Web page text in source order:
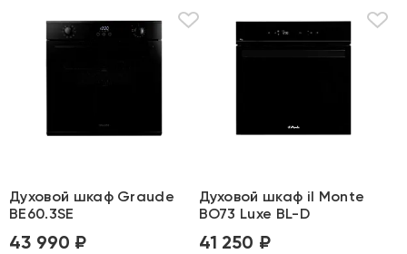
Духовой шкаф Graude
BE60.3SE
43 990 ₽
Духовой шкаф il Monte
BO73 Luxe BL-D
41 250 ₽